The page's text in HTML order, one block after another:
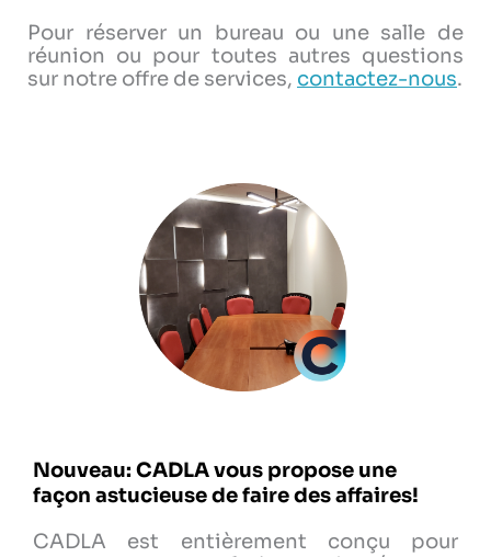
Pour réserver un bureau ou une salle de
réunion ou pour toutes autres questions
sur notre offre de services, contactez-nous.
Nouveau: CADLA vous propose une
façon astucieuse de faire des affaires!
CADLA est entièrement conçu pour